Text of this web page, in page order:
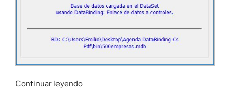
Continuar leyendo«Access